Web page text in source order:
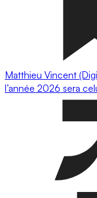
Matthieu Vincent
l’année 2026 sera